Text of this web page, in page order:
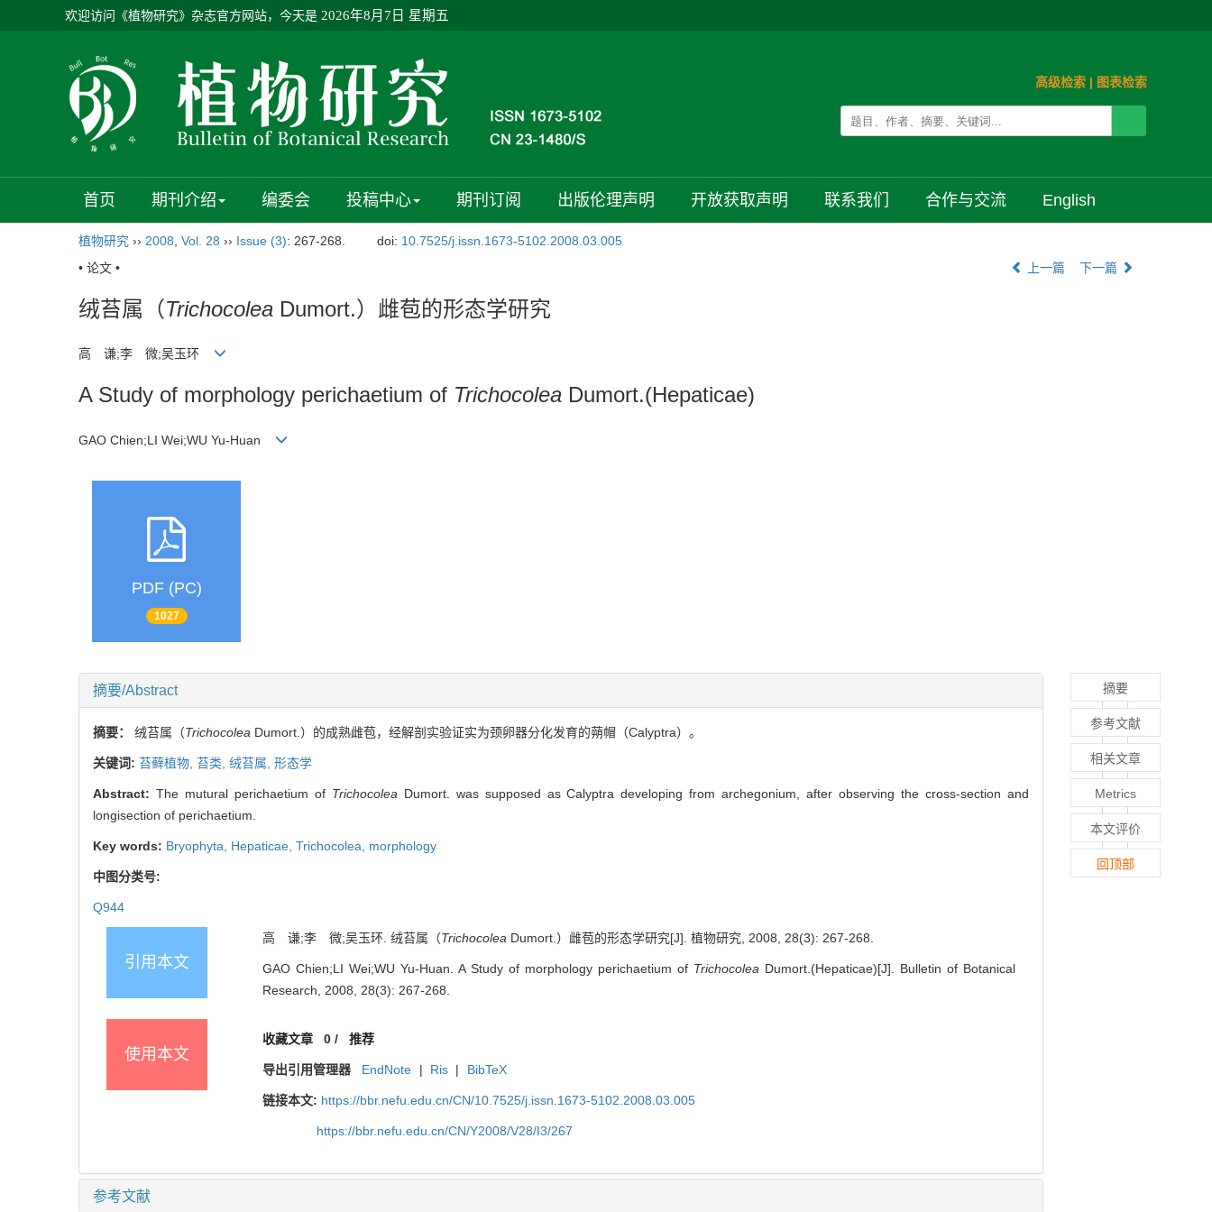
欢迎访问《植物研究》杂志官方网站，今天是 2026年8月7日 星期五
高级检索 | 图表检索
首页 期刊介绍 编委会 投稿中心 期刊订阅 出版伦理声明 开放获取声明 联系我们 合作与交流 English
植物研究 ›› 2008 Vol. 28 ›› Issue (3): 267-268. doi: 10.7525/j.issn.1673-5102.2008.03.005
• 论文 •
上一篇 下一篇
绒苔属（Trichocolea Dumort.）雌苞的形态学研究
高 谦;李 微;吴玉环
A Study of morphology perichaetium of Trichocolea Dumort.(Hepaticae)
GAO Chien;LI Wei;WU Yu-Huan
PDF (PC)
1027
摘要/Abstract
摘要： 绒苔属（Trichocolea Dumort.）的成熟雌苞，经解剖实验证实为颈卵器分化发育的蒴帽（Calyptra）。
关键词: 苔藓植物, 苔类, 绒苔属, 形态学
Abstract: The mutural perichaetium of Trichocolea Dumort. was supposed as Calyptra developing from archegonium, after observing the cross-section and
longisection of perichaetium.
Key words: Bryophyta, Hepaticae, Trichocolea, morphology
中图分类号:
Q944
引用本文
高 谦;李 微;吴玉环. 绒苔属（Trichocolea Dumort.）雌苞的形态学研究[J]. 植物研究, 2008, 28(3): 267-268.
GAO Chien;LI Wei;WU Yu-Huan. A Study of morphology perichaetium of Trichocolea Dumort.(Hepaticae)[J]. Bulletin of Botanical
Research, 2008, 28(3): 267-268.
使用本文
收藏文章 0 /推荐
导出引用管理器 EndNote | Ris | BibTeX
链接本文: https://bbr.nefu.edu.cn/CN/10.7525/j.issn.1673-5102.2008.03.005
https://bbr.nefu.edu.cn/CN/Y2008/V28/I3/267
参考文献
摘要
参考文献
相关文章
Metrics
本文评价
回顶部